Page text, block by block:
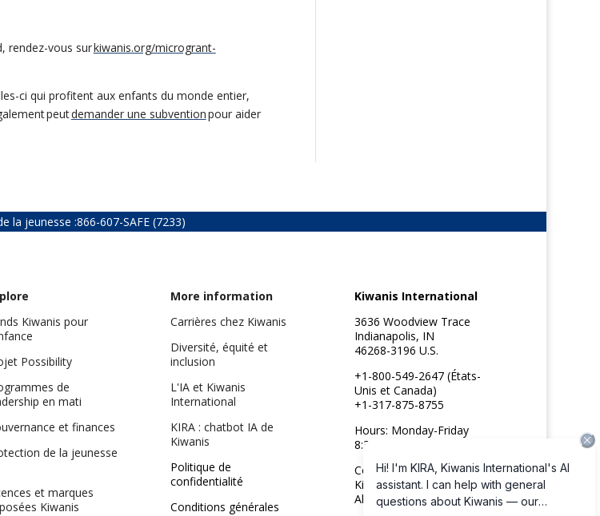
rendez-vous surkiwanis.org/microgrant-
ci qui profitent aux enfants du monde entier,
peutdemander une subventionpour aider
la jeunesse :866-607-SAFE (7233)
Kiwanis pour
Possibility
de
en mati
et finances
de la jeunesse
et marques
Kiwanis
More information
Carrières chez Kiwanis
Diversité, équité et
inclusion
L'IA et Kiwanis
International
KIRA : chatbot IA de
Kiwanis
Politique de
confidentialité
Conditions générales
Kiwanis International
3636 Woodview Trace
Indianapolis, IN
46268-3196 U.S.
+1-800-549-2647 (États-
Unis et Canada)
+1-317-875-8755
Hours: Monday-Friday
8:30am to 4:45pm ET
Copyright ©2026
Kiwanis International
All rights reserved